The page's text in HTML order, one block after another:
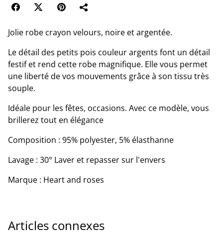
Jolie robe crayon velours, noire et argentée.
Le détail des petits pois couleur argents font un détail
festif et rend cette robe magnifique. Elle vous permet
une liberté de vos mouvements grâce à son tissu très
souple.
Idéale pour les fêtes, occasions. Avec ce modèle, vous
brillerez tout en élégance
Composition : 95% polyester, 5% élasthanne
Lavage : 30° Laver et repasser sur l'envers
Marque : Heart and roses
Articles connexes